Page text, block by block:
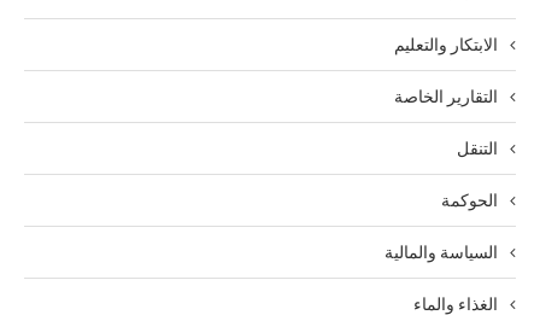
الابتكار والتعليم
التقارير الخاصة
التنقل
الحوكمة
السياسة والمالية
الغذاء والماء